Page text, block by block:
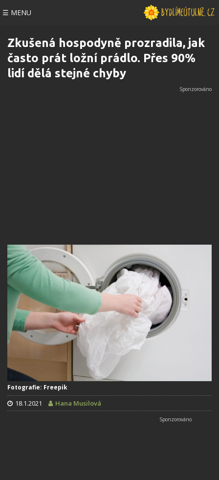
☰ MENU
Zkušená hospodyně prozradila, jak
často prát ložní prádlo. Přes 90%
lidí dělá stejné chyby
Fotografie: Freepik
18.1.2021 Hana Musilová